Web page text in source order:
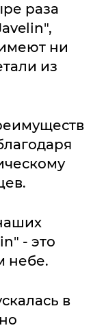
раза
ни
из
- это
небе.
в